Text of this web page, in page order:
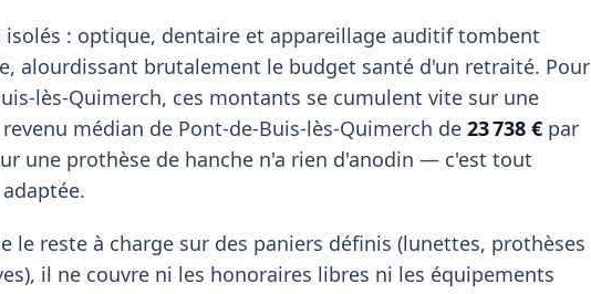
isolés : optique, dentaire et appareillage auditif tombent
alourdissant brutalement le budget santé d'un retraité. Pour
lès-Quimerch, ces montants se cumulent vite sur une
médian de Pont-de-Buis-lès-Quimerch de 23 738 € par
une prothèse de hanche n'a rien d'anodin — c'est tout
le reste à charge sur des paniers définis (lunettes, prothèses
il ne couvre ni les honoraires libres ni les équipements